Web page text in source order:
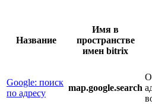
Название
Имя в
пространстве
имен bitrix
Google: поиск
по адресу
map.google.search